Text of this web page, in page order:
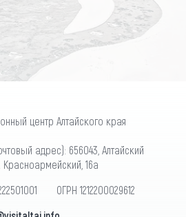
центр Алтайского края
адрес): 656043, Алтайский
Красноармейский, 16а
ОГРН 1212200029612